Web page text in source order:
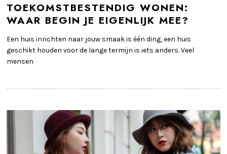
TOEKOMSTBESTENDIG WONEN:
WAAR BEGIN JE EIGENLIJK MEE?
Een huis inrichten naar jouw smaak is één ding, een huis
geschikt houden voor de lange termijn is iets anders. Veel
mensen